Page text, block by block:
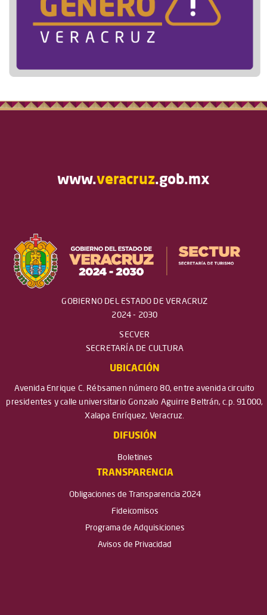
www.veracruz.gob.mx
GOBIERNO DEL ESTADO DE VERACRUZ
2024 - 2030
SECVER
SECRETARÍA DE CULTURA
UBICACIÓN
Avenida Enrique C. Rébsamen número 80, entre avenida circuito
presidentes y calle universitario Gonzalo Aguirre Beltrán, c.p. 91000,
Xalapa Enríquez, Veracruz.
DIFUSIÓN
Boletines
TRANSPARENCIA
Obligaciones de Transparencia 2024
Fideicomisos
Programa de Adquisiciones
Avisos de Privacidad